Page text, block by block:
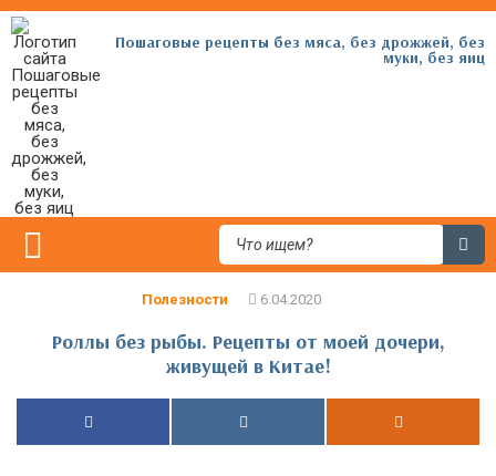
Пошаговые рецепты без мяса, без дрожжей, без
муки, без яиц
Полезности
Роллы без рыбы. Рецепты от моей дочери,
живущей в Китае!